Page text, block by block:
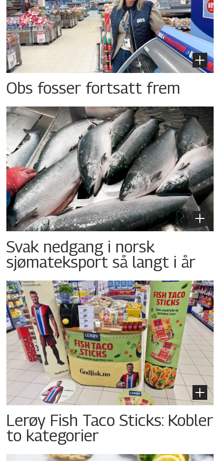
Obs fosser fortsatt frem
Svak nedgang i norsk
sjømateksport så langt i år
Lerøy Fish Taco Sticks: Kobler
to kategorier